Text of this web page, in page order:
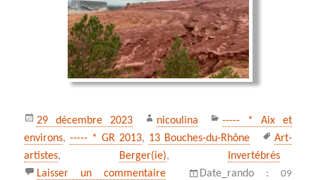
Publié
le
29 décembre 2023 Auteur
nicoulina Catégories
----- * Aix et
environs,----- * GR 2013, 13 Bouches-du-Rhône
Mots-
clés
Art-
artistes, Berger(ie),
Invertébrés
Laisser un commentairesur Dans les pas d’Hendrick
Date_rando : 09